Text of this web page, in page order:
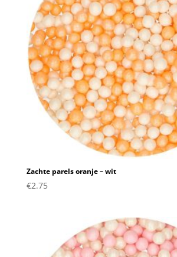
Zachte parels oranje – wit
€2.75